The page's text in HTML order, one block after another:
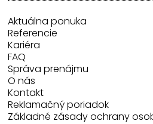
Aktuálna ponuka
Referencie
Kariéra
FAQ
Správa prenájmu
O nás
Kontakt
Reklamačný poriadok
Základné zásady ochrany